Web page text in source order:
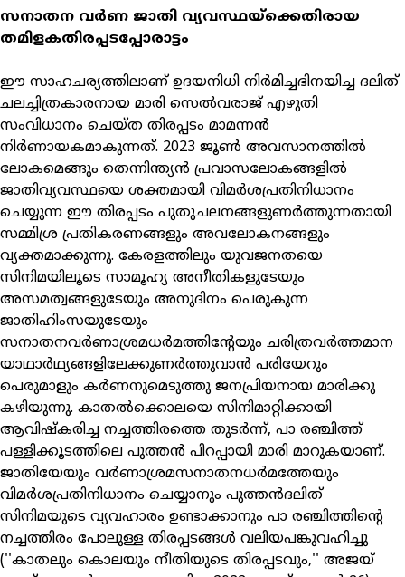
സനാതന വര്‍ണ ജാതി വ്യവസ്ഥയ്ക്കെതിരായ
തമിളകതിരപ്പടപ്പോരാട്ടം
ഈ സാഹചര്യത്തിലാണ് ഉദയനിധി നിര്‍മിച്ചഭിനയിച്ച ദലിത്
ചലച്ചിത്രകാരനായ മാരി സെല്‍വരാജ് എഴുതി
സംവിധാനം ചെയ്ത തിരപ്പടം മാമന്നന്‍
നിര്‍ണായകമാകുന്നത്. 2023 ജൂണ്‍ അവസാനത്തില്‍
ലോകമെങ്ങും തെന്നിന്ത്യന്‍ പ്രവാസലോകങ്ങളില്‍
ജാതിവ്യവസ്ഥയെ ശക്തമായി വിമര്‍ശപ്രതിനിധാനം
ചെയ്യുന്ന ഈ തിരപ്പടം പുതുചലനങ്ങളുണര്‍ത്തുന്നതായി
സമ്മിശ്ര പ്രതികരണങ്ങളും അവലോകനങ്ങളും
വ്യക്തമാക്കുന്നു. കേരളത്തിലും യുവജനതയെ
സിനിമയിലൂടെ സാമൂഹ്യ അനീതികളുടേയും
അസമത്വങ്ങളുടേയും അനുദിനം പെരുകുന്ന
ജാതിഹിംസയുടേയും
സനാതനവര്‍ണാശ്രമധര്‍മത്തിന്റേയും ചരിത്രവര്‍ത്തമാന
യാഥാര്‍ഥ്യങ്ങളിലേക്കുണര്‍ത്തുവാന്‍ പരിയേറും
പെരുമാളും കര്‍ണനുമെടുത്തു ജനപ്രിയനായ മാരിക്കു
കഴിയുന്നു. കാതല്‍ക്കൊലയെ സിനിമാറ്റിക്കായി
ആവിഷ്‌കരിച്ച നച്ചത്തിരത്തെ തുടര്‍ന്ന്, പാ രഞ്ചിത്ത്
പള്ളിക്കൂടത്തിലെ പുത്തന്‍ പിറപ്പായി മാരി മാറുകയാണ്.
ജാതിയേയും വര്‍ണാശ്രമസനാതനധര്‍മത്തേയും
വിമര്‍ശപ്രതിനിധാനം ചെയ്യാനും പുത്തന്‍ദലിത്
സിനിമയുടെ വ്യവഹാരം ഉണ്ടാക്കാനും പാ രഞ്ചിത്തിന്റെ
നച്ചത്തിരം പോലുള്ള തിരപ്പടങ്ങള്‍ വലിയപങ്കുവഹിച്ചു
(''കാതലും കൊലയും നീതിയുടെ തിരപ്പടവും,'' അജയ്